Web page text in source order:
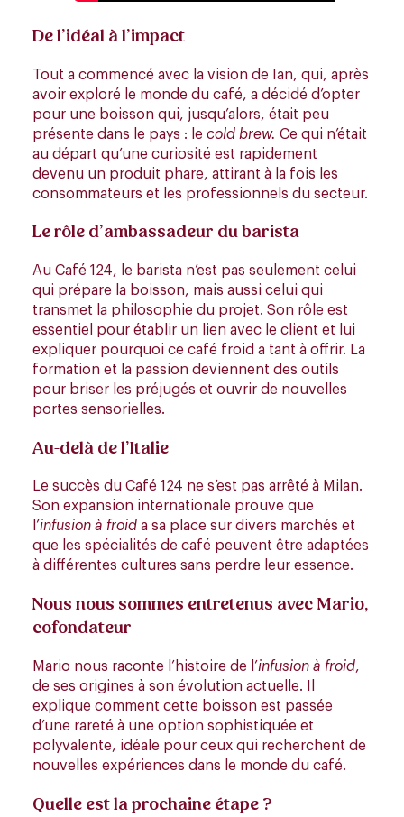
De l’idéal à l’impact
Tout a commencé avec la vision de Ian, qui, après
avoir exploré le monde du café, a décidé d’opter
pour une boisson qui, jusqu’alors, était peu
présente dans le pays : le cold brew. Ce qui n’était
au départ qu’une curiosité est rapidement
devenu un produit phare, attirant à la fois les
consommateurs et les professionnels du secteur.
Le rôle d’ambassadeur du barista
Au Café 124, le barista n’est pas seulement celui
qui prépare la boisson, mais aussi celui qui
transmet la philosophie du projet. Son rôle est
essentiel pour établir un lien avec le client et lui
expliquer pourquoi ce café froid a tant à offrir. La
formation et la passion deviennent des outils
pour briser les préjugés et ouvrir de nouvelles
portes sensorielles.
Au-delà de l’Italie
Le succès du Café 124 ne s’est pas arrêté à Milan.
Son expansion internationale prouve que
l’infusion à froid a sa place sur divers marchés et
que les spécialités de café peuvent être adaptées
à différentes cultures sans perdre leur essence.
Nous nous sommes entretenus avec Mario,
cofondateur
Mario nous raconte l’histoire de l’infusion à froid,
de ses origines à son évolution actuelle. Il
explique comment cette boisson est passée
d’une rareté à une option sophistiquée et
polyvalente, idéale pour ceux qui recherchent de
nouvelles expériences dans le monde du café.
Quelle est la prochaine étape ?